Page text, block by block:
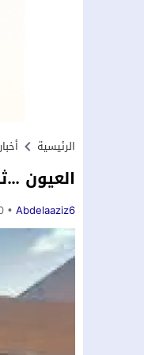
الرئيسية
العيون
Abdelaaziz6
30